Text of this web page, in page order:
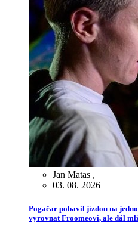
Jan Matas ,
03. 08. 2026
Pogačar pobavil jízdou na
vyrovnat Froomeovi, ale dál